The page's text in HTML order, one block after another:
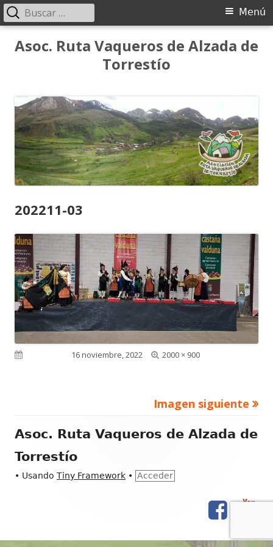
Asoc. Ruta Vaqueros de Alzada de
Torrestío
Menú
principal
Menú
Buscar:
202211-03
16 noviembre, 2022
Tamaño
2000 × 900
Imagen siguiente
Contenido
Footer
Asoc. Ruta Vaqueros de Alzada de
Torrestío
• Usando Tiny Framework • Acceder
enlaces
Facebook